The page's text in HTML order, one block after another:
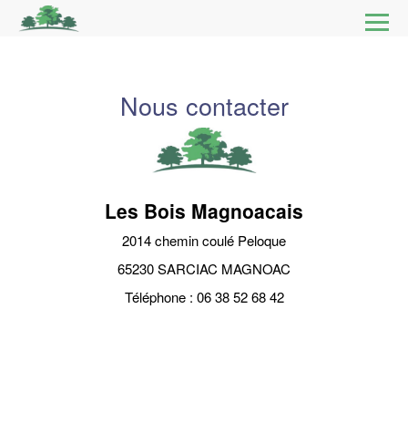
PIQUETS
EXPLOITATION FORESTIÈRE
GROSSISTE
CONTACT
Nous contacter
Les Bois Magnoacais
2014 chemin coulé Peloque
65230 SARCIAC MAGNOAC
Téléphone : 06 38 52 68 42